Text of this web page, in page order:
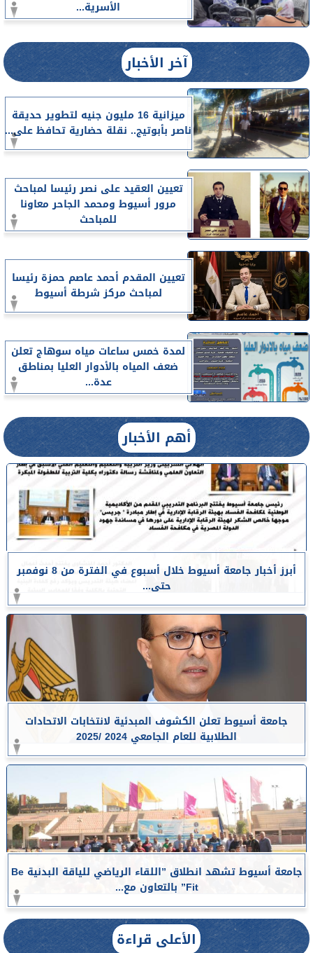
الأسرية...
آخر الأخبار
ميزانية 16 مليون جنيه لتطوير حديقة
ناصر بأبوتيج.. نقلة حضارية تحافظ على...
تعيين العقيد على نصر رئيسا لمباحث
مرور أسيوط ومحمد الجاحر معاونا
للمباحث
تعيين المقدم أحمد عاصم حمزة رئيسا
لمباحث مركز شرطة أسيوط
لمدة خمس ساعات مياه سوهاج تعلن
ضعف المياه بالأدوار العليا بمناطق
عدة...
أهم الأخبار
أبرز أخبار جامعة أسيوط خلال أسبوع في الفترة من 8 نوفمبر
حتى...
جامعة أسيوط تعلن الكشوف المبدئية لانتخابات الاتحادات
الطلابية للعام الجامعي 2024 /2025
جامعة أسيوط تشهد انطلاق ”اللقاء الرياضي للياقة البدنية Be
Fit” بالتعاون مع...
الأعلى قراءة